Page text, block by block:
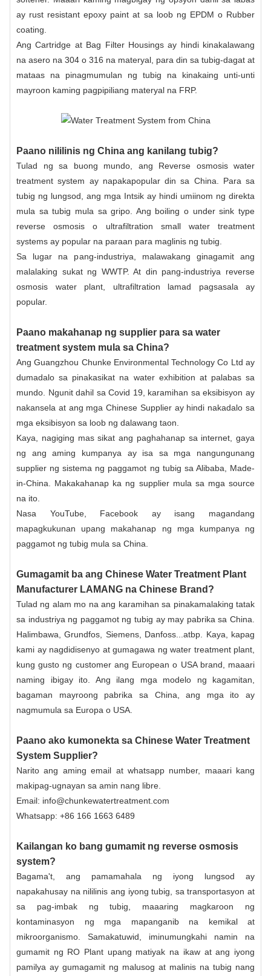
ay rust resistant epoxy paint at sa loob ng EPDM o Rubber
coating.
Ang Cartridge at Bag Filter Housings ay hindi kinakalawang
na asero na 304 o 316 na materyal, para din sa tubig-dagat at
mataas na pinagmumulan ng tubig na kinakaing unti-unti
mayroon kaming pagpipiliang materyal na FRP.
Paano nililinis ng China ang kanilang tubig?
Tulad ng sa buong mundo, ang Reverse osmosis water
treatment system ay napakapopular din sa China. Para sa
tubig ng lungsod, ang mga Intsik ay hindi umiinom ng direkta
mula sa tubig mula sa gripo. Ang boiling o under sink type
reverse osmosis o ultrafiltration small water treatment
systems ay popular na paraan para maglinis ng tubig.
Sa lugar na pang-industriya, malawakang ginagamit ang
malalaking sukat ng WWTP. At din pang-industriya reverse
osmosis water plant, ultrafiltration lamad pagsasala ay
popular.
Paano makahanap ng supplier para sa water
treatment system mula sa China?
Ang Guangzhou Chunke Environmental Technology Co Ltd ay
dumadalo sa pinakasikat na water exhibition at palabas sa
mundo. Ngunit dahil sa Covid 19, karamihan sa eksibisyon ay
nakansela at ang mga Chinese Supplier ay hindi nakadalo sa
mga eksibisyon sa loob ng dalawang taon.
Kaya, nagiging mas sikat ang paghahanap sa internet, gaya
ng ang aming kumpanya ay isa sa mga nangungunang
supplier ng sistema ng paggamot ng tubig sa Alibaba, Made-
in-China. Makakahanap ka ng supplier mula sa mga source
na ito.
Nasa YouTube, Facebook ay isang magandang
mapagkukunan upang makahanap ng mga kumpanya ng
paggamot ng tubig mula sa China.
Gumagamit ba ang Chinese Water Treatment Plant
Manufacturer LAMANG na Chinese Brand?
Tulad ng alam mo na ang karamihan sa pinakamalaking tatak
sa industriya ng paggamot ng tubig ay may pabrika sa China.
Halimbawa,Grundfos , Siemens, Danfoss...atbp. Kaya, kapag
kami ay nagdidisenyo at gumagawa ng water treatment plant,
kung gusto ng customer ang European o USA brand, maaari
naming ibigay ito. Ang ilang mga modelo ng kagamitan,
bagaman mayroong pabrika sa China, ang mga ito ay
nagmumula sa Europa o USA.
Paano ako kumonekta sa Chinese Water Treatment
System Supplier?
Narito ang aming email at whatsapp number, maaari kang
makipag-ugnayan sa amin nang libre.
Email: info@chunkewatertreatment.com
Whatsapp: +86 166 1663 6489
Kailangan ko bang gumamit ng reverse osmosis
system?
Bagama't, ang pamamahala ng iyong lungsod ay
napakahusay na nililinis ang iyong tubig, sa transportasyon at
sa pag-imbak ng tubig, maaaring magkaroon ng
kontaminasyon ng mga mapanganib na kemikal at
mikroorganismo. Samakatuwid, iminumungkahi namin na
gumamit ng RO Plant upang matiyak na ikaw at ang iyong
pamilya ay gumagamit ng malusog at malinis na tubig nang